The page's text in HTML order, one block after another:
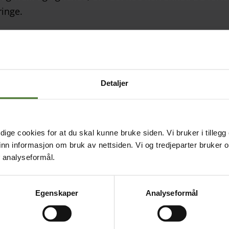
Detaljer
cookies for at du skal kunne bruke siden. Vi bruker i
informasjon om bruk av nettsiden. Vi og tredjeparter bruker
Egenskaper Analyseformål
å forholde seg til. I tillegg kan du velge
ut.
ukjente anrop. Med hovednummer er det
skjermen, forteller Henning Langeland.
enkel løsning for besøksregistrering til kontoret.
– og du får full kontroll over hvem som til
og en etikettskriver om du ønsker besøkslapp!
med ice-Bedriftsnett